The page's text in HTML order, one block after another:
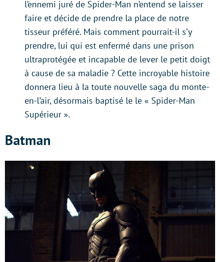
l’ennemi juré de Spider-Man n’entend se laisser
faire et décide de prendre la place de notre
tisseur préféré. Mais comment pourrait-il s’y
prendre, lui qui est enfermé dans une prison
ultraprotégée et incapable de lever le petit doigt
à cause de sa maladie ? Cette incroyable histoire
donnera lieu à la toute nouvelle saga du monte-
en-l’air, désormais baptisé le le « Spider-Man
Supérieur ».
Batman